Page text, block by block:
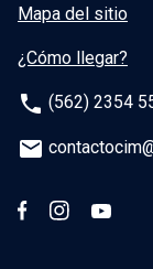
Mapa del sitio
¿Cómo llegar?
phone (562) 2354
email